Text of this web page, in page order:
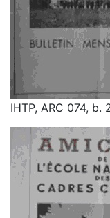
IHTP, ARC 074, b.